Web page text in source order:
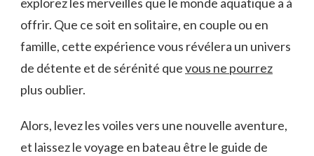
offrir. ⁤Que ‍ce soit​ en solitaire, en couple ou en‍
famille, cette expérience vous révélera ⁤un univers
de détente‍ et de⁤ sérénité quevous ne pourrez
plus oublier.
Alors, ⁣levez les voiles ​vers une ⁣nouvelle⁣ aventure,
et laissez le voyage en bateau être le guide de